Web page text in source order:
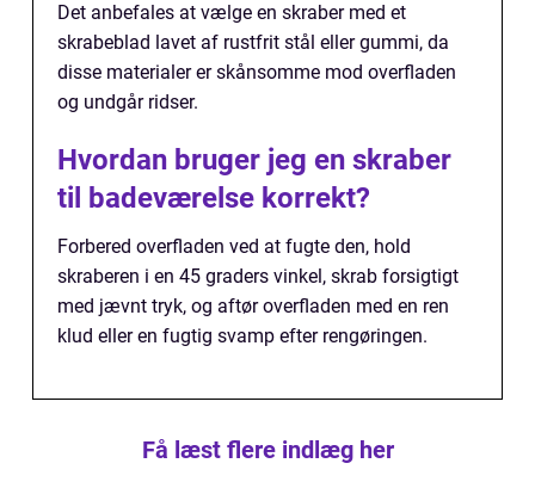
Det anbefales at vælge en skraber med et
skrabeblad lavet af rustfrit stål eller gummi, da
disse materialer er skånsomme mod overfladen
og undgår ridser.
Hvordan bruger jeg en skraber
til badeværelse korrekt?
Forbered overfladen ved at fugte den, hold
skraberen i en 45 graders vinkel, skrab forsigtigt
med jævnt tryk, og aftør overfladen med en ren
klud eller en fugtig svamp efter rengøringen.
Få læst flere indlæg her